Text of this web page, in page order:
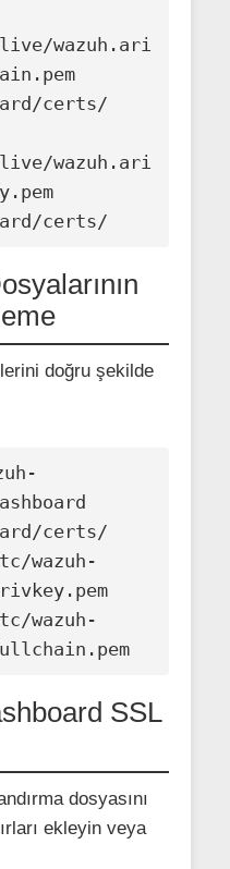
wazuh.ari
certs/
wazuh.ari
doğru şekilde
certs/
wazuh-
wazuh-
dashboard/certs/fullchain.pem
SSL
dosyasını
ekleyin veya